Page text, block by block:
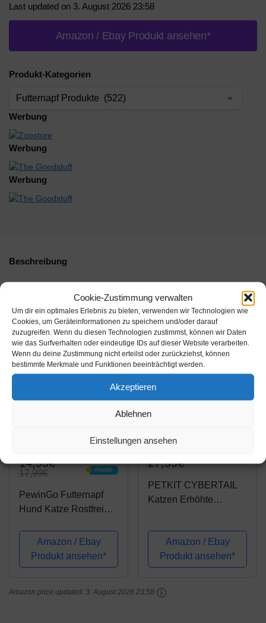
Cookie-Zustimmung verwalten
Um dir ein optimales Erlebnis zu bieten, verwenden wir Technologien wie
Cookies, um Geräteinformationen zu speichern und/oder darauf
zuzugreifen. Wenn du diesen Technologien zustimmst, können wir Daten
wie das Surfverhalten oder eindeutige IDs auf dieser Website verarbeiten.
Wenn du deine Zustimmung nicht erteilst oder zurückziehst, können
bestimmte Merkmale und Funktionen beeinträchtigt werden.
Akzeptieren
Ablehnen
Einstellungen ansehen
Last updated on 3. August 2026 23:58
Amazon / Ebay Produkt ansehen*
Produkt-Kategorien
Werbung
Werbung
Werbung
Beschreibung
14,99€
17,99€ PRIME
PRIME
PewinGo Futternapf
Hund Katze Rostfreier
Silikonbasis mit 0° und
15° Vorschubwinkel
Kipphals-Schutzschale
und Welpen
Amazon / Ebay
Produkt ansehen*
Amazon.de
27,99€
PETKIT CYBERTAIL
Katzen Erhöhte
Erhöhte Futternäpfe
Lebensmittelqualität,
rutschfeste No Spill
Amazon / Ebay
Produkt ansehen*
Amazon price updated: 3. August 2026 23:58